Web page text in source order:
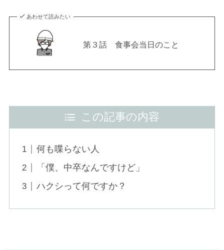
あわせて読みたい
第３話 食事会当日のこと
この記事の内容
何も喋らない人
「僕、中卒なんですけど」
ハクシって何ですか？